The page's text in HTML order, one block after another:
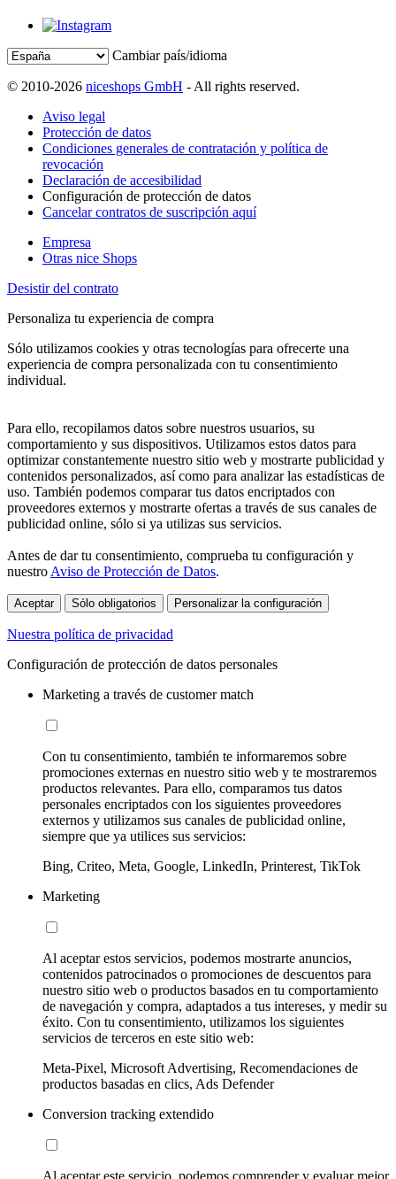
Cambiar país/idioma
© 2010-2026 niceshops GmbH - All rights reserved.
Aviso legal
Protección de datos
Condiciones generales de contratación y política de
revocación
Declaración de accesibilidad
Configuración de protección de datos
Cancelar contratos de suscripción aquí
Empresa
Otras nice Shops
Desistir del contrato
Personaliza tu experiencia de compra
Sólo utilizamos cookies y otras tecnologías para ofrecerte una
experiencia de compra personalizada con tu consentimiento
individual.
Para ello, recopilamos datos sobre nuestros usuarios, su
comportamiento y sus dispositivos. Utilizamos estos datos para
optimizar constantemente nuestro sitio web y mostrarte publicidad y
contenidos personalizados, así como para analizar las estadísticas de
uso. También podemos comparar tus datos encriptados con
proveedores externos y mostrarte ofertas a través de sus canales de
publicidad online, sólo si ya utilizas sus servicios.
Antes de dar tu consentimiento, comprueba tu configuración y
nuestroAviso de Protección de Datos.
Aceptar Sólo obligatorios Personalizar la configuración
Nuestra política de privacidad
Configuración de protección de datos personales
Marketing a través de customer match
Con tu consentimiento, también te informaremos sobre
promociones externas en nuestro sitio web y te mostraremos
productos relevantes. Para ello, comparamos tus datos
personales encriptados con los siguientes proveedores
externos y utilizamos sus canales de publicidad online,
siempre que ya utilices sus servicios:
Bing, Criteo, Meta, Google, LinkedIn, Printerest, TikTok
Marketing
Al aceptar estos servicios, podemos mostrarte anuncios,
contenidos patrocinados o promociones de descuentos para
nuestro sitio web o productos basados en tu comportamiento
de navegación y compra, adaptados a tus intereses, y medir su
éxito. Con tu consentimiento, utilizamos los siguientes
servicios de terceros en este sitio web:
Meta-Pixel, Microsoft Advertising, Recomendaciones de
productos basadas en clics, Ads Defender
Conversion tracking extendido